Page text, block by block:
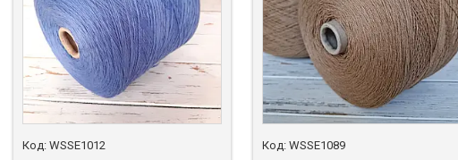
WSSE1012 WSSE1089